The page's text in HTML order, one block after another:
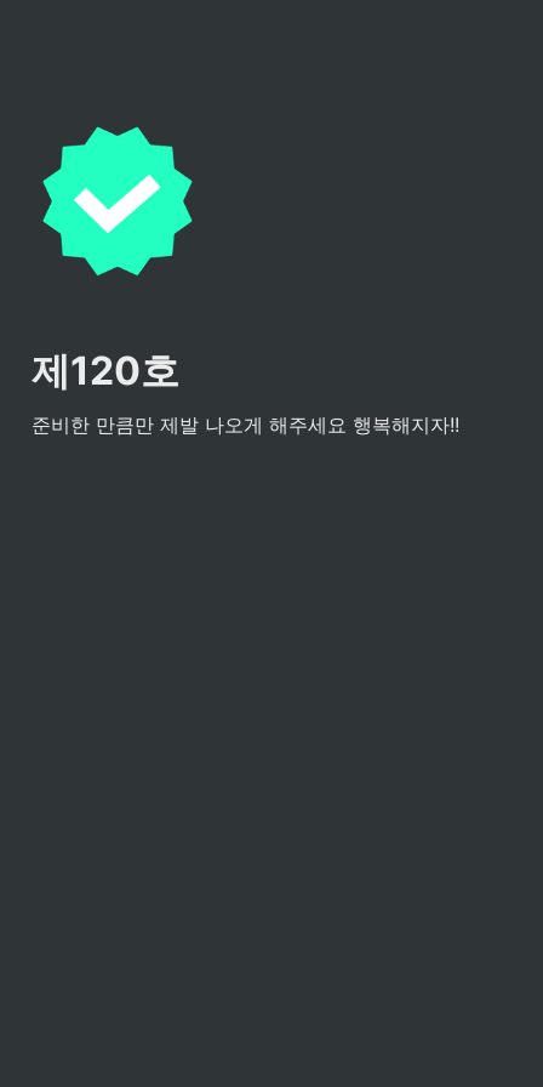
제120호
준비한 만큼만 제발 나오게 해주세요 행복해지자!!